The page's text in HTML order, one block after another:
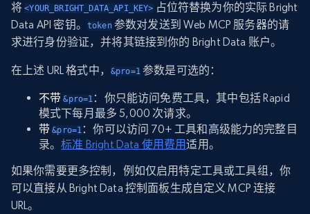
将<YOUR_BRIGHT_DATA_API_KEY> 占位符替换为你的实际 Bright
Data API 密钥。
token参数对发送到 Web MCP 服务器的请
求进行身份验证，并将其链接到你的 Bright Data 账户。
在上述 URL 格式中， &pro=1参数是可选的：
不带&pro=1 ：你只能访问免费工具，其中包括 Rapid
模式下每月最多 5,000 次请求。
带&pro=1 ：你可以访问 70+ 工具和高级能力的完整目
录。标准 Bright Data 使用费用适用。
如果你需要更多控制，例如仅启用特定工具或工具组，你
可以直接从 Bright Data 控制面板生成自定义 MCP 连接
URL。